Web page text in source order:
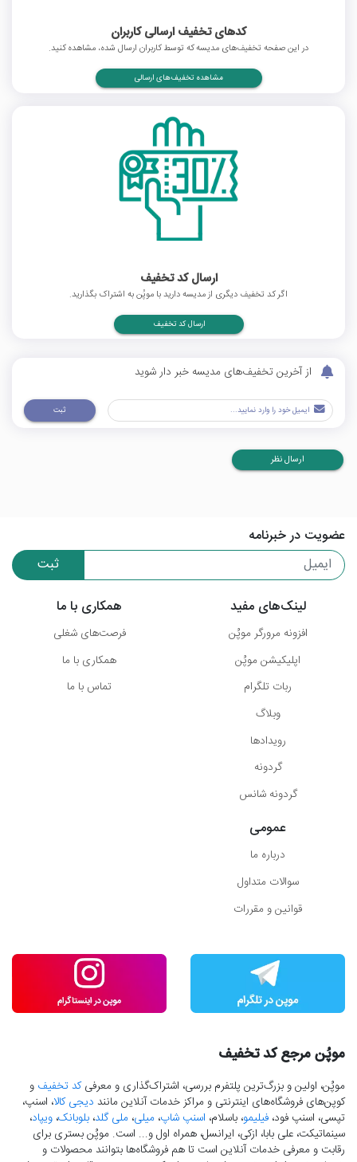
کدهای تخفیف ارسالی کاربران
در این صفحه تخفیف‌های مدیسه که توسط کاربران ارسال شده، مشاهده کنید.
مشاهده تخفیف‌های ارسالی
ارسال کد تخفیف
اگر کد تخفیف دیگری از مدیسه دارید با موپُن به اشتراک بگذارید.
ارسال کد تخفیف
از آخرین تخفیف‌های مدیسه خبر دار شوید
ثبت
ارسال نظر
عضویت در خبرنامه
ثبت
لینک‌های مفید
افزونه مرورگر موپُن
اپلیکیشن موپُن
ربات تلگرام
وبلاگ
رویدادها
گردونه
گردونه شانس
همکاری با ما
فرصت‌های شغلی
همکاری با ما
تماس با ما
عمومی
درباره ما
سوالات متداول
قوانین و مقررات
موپُن مرجع کد تخفیف
موپُن، اولین و بزرگ‌ترین پلتفرم بررسی، اشتراک‌گذاری و معرفیکد تخفیف و
کوپن‌های فروشگاه‌های اینترنتی و مراکز خدمات آنلاین مانند دیجی کالا، اسنپ،
تپسی، اسنپ فود، فیلیمو، باسلام، اسنپ شاپ، میلی، ملی گلد، بلوبانک، ویپاد،
سینماتیکت، علی بابا، ازکی، ایرانسل، همراه اول و... است. موپُن بستری برای
رقابت و معرفی خدمات آنلاین است تا هم فروشگاه‌ها بتوانند محصولات و